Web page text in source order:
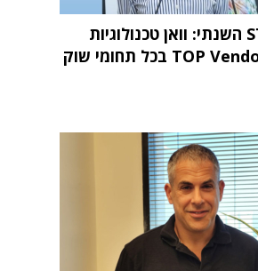
מחקר STKI השנתי: וואן טכנולוגיות
דורגה כ-TOP Vendor בכל תחומי שוק